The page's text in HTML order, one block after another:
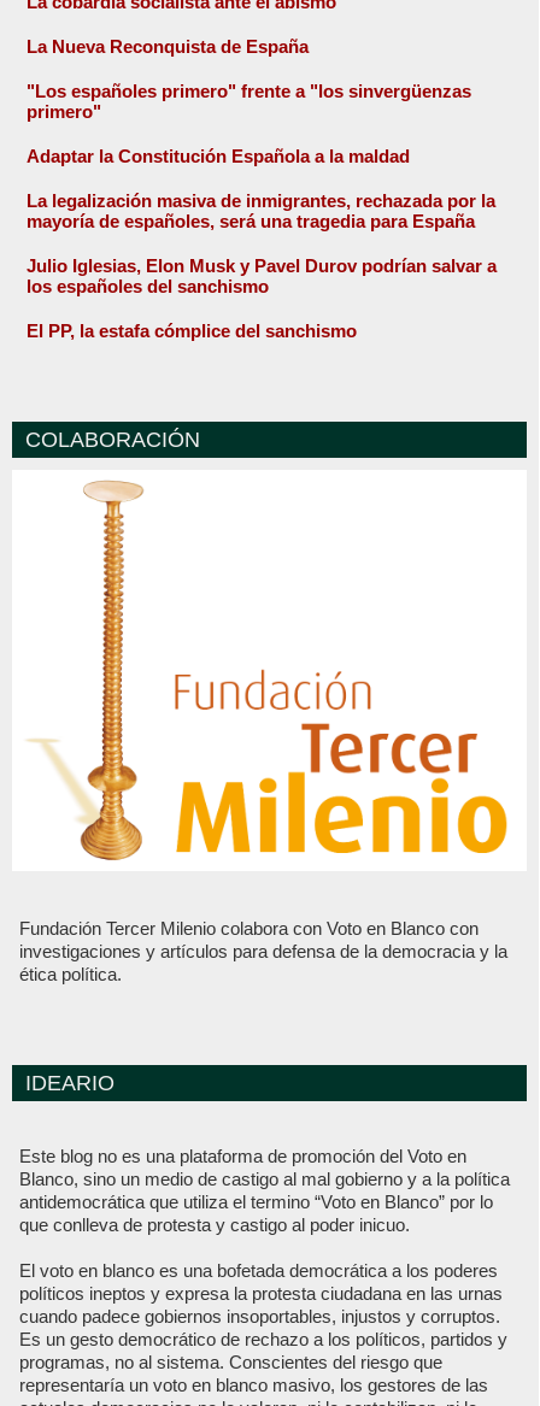
La Nueva Reconquista de España
"Los españoles primero" frente a "los sinvergüenzas
primero"
Adaptar la Constitución Española a la maldad
La legalización masiva de inmigrantes, rechazada por la
mayoría de españoles, será una tragedia para España
Julio Iglesias, Elon Musk y Pavel Durov podrían salvar a
los españoles del sanchismo
El PP, la estafa cómplice del sanchismo
COLABORACIÓN
Fundación Tercer Milenio colabora con Voto en Blanco con
investigaciones y artículos para defensa de la democracia y la
ética política.
IDEARIO
Este blog no es una plataforma de promoción del Voto en
Blanco, sino un medio de castigo al mal gobierno y a la política
antidemocrática que utiliza el termino “Voto en Blanco” por lo
que conlleva de protesta y castigo al poder inicuo.
El voto en blanco es una bofetada democrática a los poderes
políticos ineptos y expresa la protesta ciudadana en las urnas
cuando padece gobiernos insoportables, injustos y corruptos.
Es un gesto democrático de rechazo a los políticos, partidos y
programas, no al sistema. Conscientes del riesgo que
representaría un voto en blanco masivo, los gestores de las